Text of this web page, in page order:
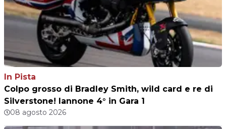
In Pista
Colpo grosso di Bradley Smith, wild card e re di
Silverstone! Iannone 4° in Gara 1
08 agosto 2026